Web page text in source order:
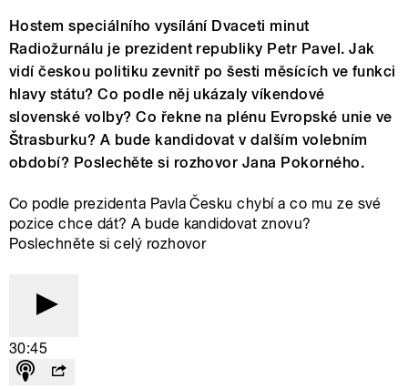
Hostem speciálního vysílání Dvaceti minut
Radiožurnálu je prezident republiky Petr Pavel. Jak
vidí českou politiku zevnitř po šesti měsících ve funkci
hlavy státu? Co podle něj ukázaly víkendové
slovenské volby? Co řekne na plénu Evropské unie ve
Štrasburku? A bude kandidovat v dalším volebním
období? Poslechěte si rozhovor Jana Pokorného.
Co podle prezidenta Pavla Česku chybí a co mu ze své
pozice chce dát? A bude kandidovat znovu?
Poslechněte si celý rozhovor
30:45